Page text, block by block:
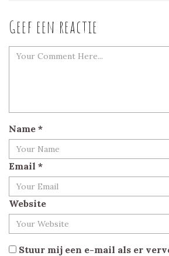
Geef een reactie
Name *
Email *
Website
Stuur mij een e-mail als er